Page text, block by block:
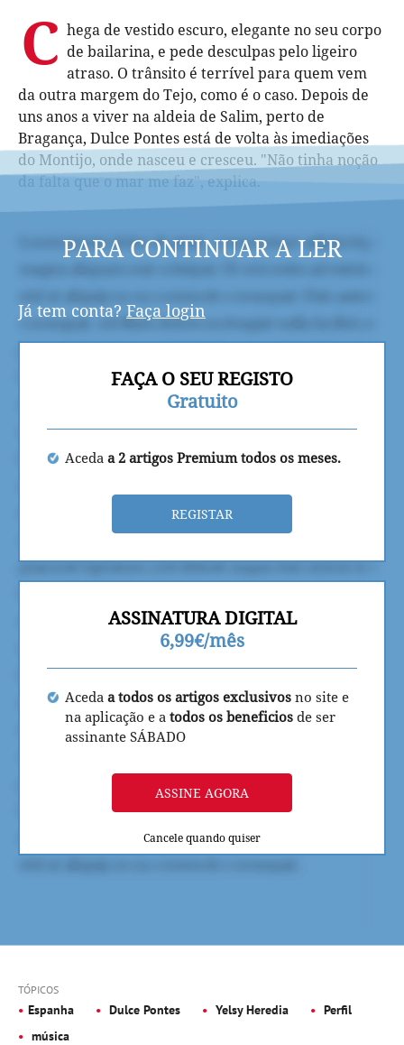
C hega de vestido escuro, elegante no seu corpo
de bailarina, e pede desculpas pelo ligeiro
atraso. O trânsito é terrível para quem vem
da outra margem do Tejo, como é o caso. Depois de
uns anos a viver na aldeia de Salim, perto de
Bragança, Dulce Pontes está de volta às imediações
do Montijo, onde nasceu e cresceu. "Não tinha noção
da falta que o mar me faz", explica.
PARA CONTINUAR A LER
Já tem conta? Faça login
FAÇA O SEU REGISTO
Gratuito
Aceda a 2 artigos Premium todos os meses.
REGISTAR
ASSINATURA DIGITAL
6,99€/mês
Aceda a todos os artigos exclusivos no site e
na aplicação e a todos os beneficios de ser
assinante SÁBADO
ASSINE AGORA
Cancele quando quiser
TÓPICOS
Espanha Dulce Pontes Yelsy Heredia
Perfil
música